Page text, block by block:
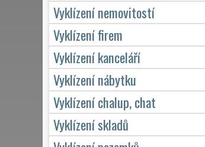
Vyklízení nemovitostí
Vyklízení firem
Vyklízení kanceláří
Vyklízení nábytku
Vyklízení chalup, chat
Vyklízení skladů